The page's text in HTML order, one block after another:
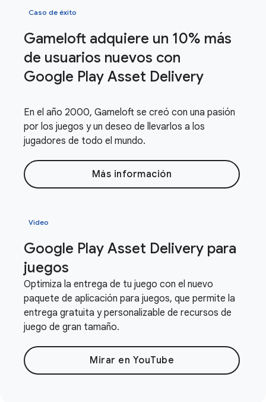
Caso de éxito
Gameloft adquiere un 10% más
de usuarios nuevos con
Google Play Asset Delivery
En el año 2000, Gameloft se creó con una pasión
por los juegos y un deseo de llevarlos a los
jugadores de todo el mundo.
Más información
Video
Google Play Asset Delivery para
juegos
Optimiza la entrega de tu juego con el nuevo
paquete de aplicación para juegos, que permite la
entrega gratuita y personalizable de recursos de
juego de gran tamaño.
Mirar en YouTube